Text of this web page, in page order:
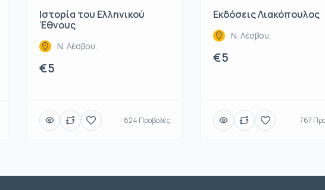
Ιστορία του Ελληνικού
Έθνους
Ν. Λέσβου,
€5
824 Προβολές
Εκδόσεις Λιακόπουλος
Ν. Λέσβου,
€5
767